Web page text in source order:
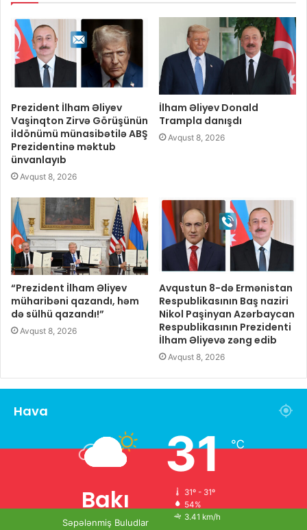
Prezident İlham Əliyev
Vaşinqton Zirvə Görüşünün
ildönümü münasibətilə ABŞ
Prezidentinə məktub
ünvanlayıb
Avqust 8, 2026
İlham Əliyev Donald
Trampla danışdı
Avqust 8, 2026
“Prezident İlham Əliyev
müharibəni qazandı, həm
də sülhü qazandı!”
Avqust 8, 2026
Avqustun 8-də Ermənistan
Respublikasının Baş naziri
Nikol Paşinyan Azərbaycan
Respublikasının Prezidenti
İlham Əliyevə zəng edib
Avqust 8, 2026
Hava
Bakı
Səpələnmiş Buludlar
31℃
31º - 31º
54%
3.41 km/h